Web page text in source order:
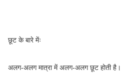
छूट के बारे मेंः
अलग-अलग मात्रा में अलग-अलग छूट होती है।